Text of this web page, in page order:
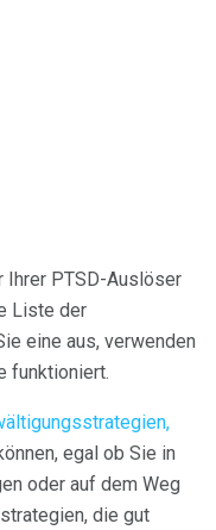
Ihrer PTSD-Auslöser
Liste der
eine aus, verwenden
funktioniert.
egal ob Sie in
oder auf dem Weg
die gut